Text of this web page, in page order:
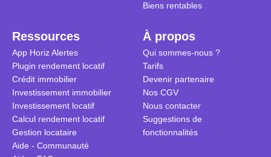
Biens rentables
Ressources
App Horiz Alertes
Plugin rendement locatif
Crédit immobilier
Investissement immobilier
Investissement locatif
Calcul rendement locatif
Gestion locataire
Aide - Communauté
À propos
Qui sommes-nous ?
Tarifs
Devenir partenaire
Nos CGV
Nous contacter
Suggestions de
fonctionnalités